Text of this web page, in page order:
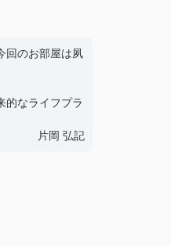
回のお部屋は夙
的なライフプラ
片岡 弘記